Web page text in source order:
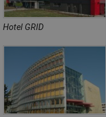
Hotel GRID